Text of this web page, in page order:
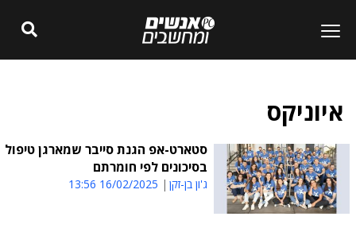
איוניקס
סטארט-אפ הגנת סייבר שמארגן טיפול
בסיכונים לפי חומרתם
ג'ון בן-זקן 16/02/2025 13:56